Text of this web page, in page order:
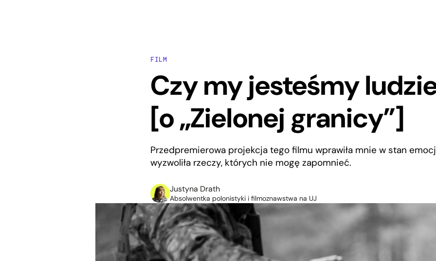
FILM
Czy my jesteśmy
[o „Zielonej granicy”]
Przedpremierowa projekcja tego filmu wprawiła mnie w stan
wyzwoliła rzeczy, których nie mogę zapomnieć.
Justyna Drath
Absolwentka polonistyki i filmoznawstwa na UJ